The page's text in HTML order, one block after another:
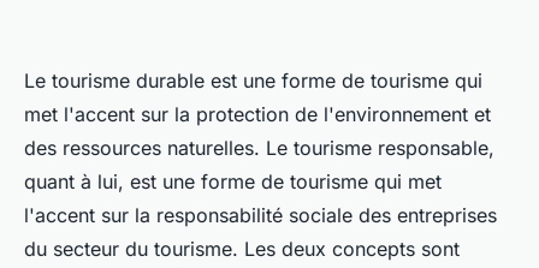
Le tourisme durable est une forme de tourisme qui
met l'accent sur la protection de l'environnement et
des ressources naturelles. Le tourisme responsable,
quant à lui, est une forme de tourisme qui met
l'accent sur la responsabilité sociale des entreprises
du secteur du tourisme. Les deux concepts sont